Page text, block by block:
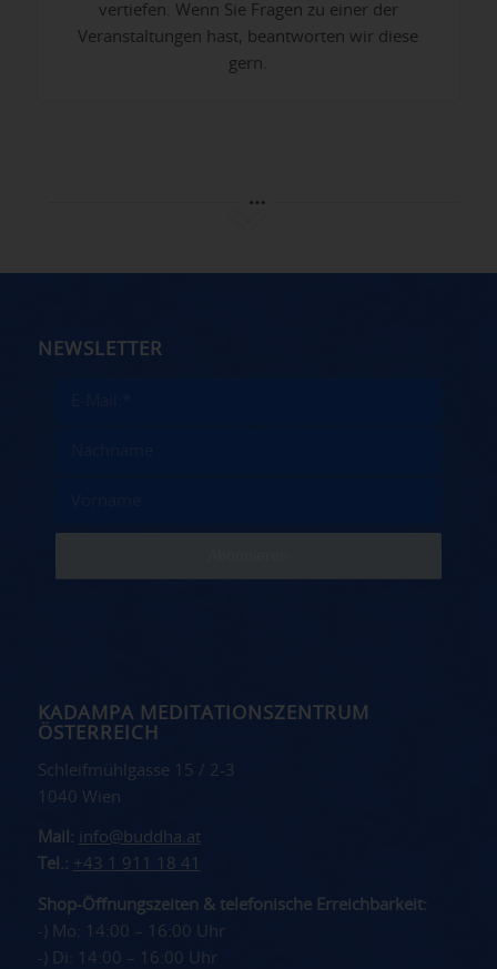
vertiefen. Wenn Sie Fragen zu einer der
Veranstaltungen hast, beantworten wir diese
gern.
NEWSLETTER
KADAMPA MEDITATIONSZENTRUM
ÖSTERREICH
Schleifmühlgasse 15 / 2-3
1040 Wien
Mail: info@buddha.at
Tel.: +43 1 911 18 41
Shop-Öffnungszeiten & telefonische Erreichbarkeit:
-) Mo: 14:00 – 16:00 Uhr
-) Di: 14:00 – 16:00 Uhr